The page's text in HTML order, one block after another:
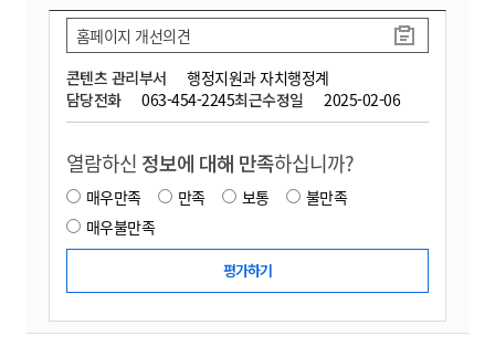
콘텐츠 관리부서
행정지원과 자치행정계
담당전화
063-454-2245최근수정일 2025-02-06
홈페이지 개선의견
열람하신 정보에 대해 만족하십니까?
매우만족 만족 보통
불만족
매우불만족